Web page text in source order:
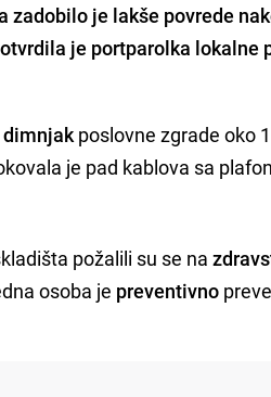
je lakše povrede
je portparolka lokalne
dimnjak poslovne zgrade oko
je pad kablova sa
požalili su se na
osoba je preventivno